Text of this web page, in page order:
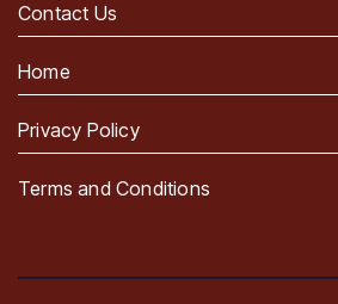
Contact Us
Home
Privacy Policy
Terms and Conditions